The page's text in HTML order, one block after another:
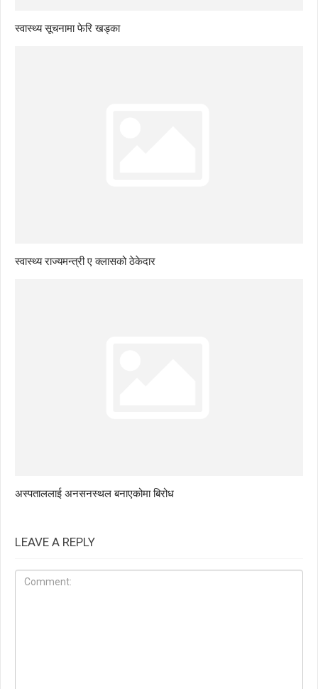
स्वास्थ्य सूचनामा फेरि खड्का
स्वास्थ्य राज्यमन्त्री ए क्लासको ठेकेदार
अस्पताललाई अनसनस्थल बनाएकोमा बिरोध
LEAVE A REPLY